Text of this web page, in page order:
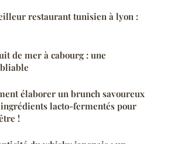
restaurant tunisien à lyon :
de mer à cabourg : une
élaborer un brunch savoureux
ingrédients lacto-fermentés pour
!